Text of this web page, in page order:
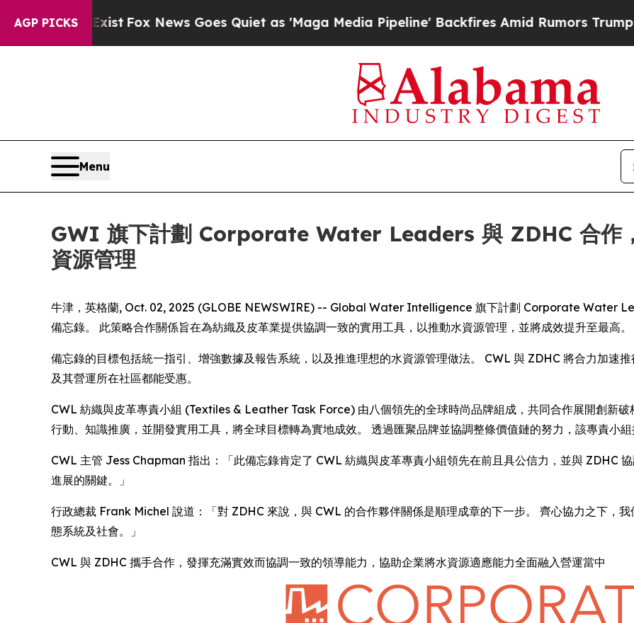
AGP PICKS
They ExistFox News Goes Quiet as 'Maga Media Pipeline' Backfires Amid Rumors Trump Will
Menu
GWI 旗下計劃 Corporate Water Leaders 與 ZDHC 合作
資源管理
牛津，英格蘭, Oct. 02, 2025 (GLOBE NEWSWIRE) -- Global Water Intelligence 旗下計劃 Corporate Water
備忘錄。 此策略合作關係旨在為紡織及皮革業提供協調一致的實用工具，以推動水資源管理，並將成效提升至最高。
備忘錄的目標包括統一指引、增強數據及報告系統，以及推進理想的水資源管理做法。 CWL 與 ZDHC 將合力加速
及其營運所在社區都能受惠。
CWL 紡織與皮革專責小組 (Textiles & Leather Task Force) 由八個領先的全球時尚品牌組成，共同合作展開創新
行動、知識推廣，並開發實用工具，將全球目標轉為實地成效。 透過匯聚品牌並協調整條價值鏈的努力，該專責小組
CWL 主管 Jess Chapman 指出：「此備忘錄肯定了 CWL 紡織與皮革專責小組領先在前且具公信力，並與 ZDHC
進展的關鍵。」
行政總裁 Frank Michel 說道：「對 ZDHC 來說，與 CWL 的合作夥伴關係是順理成章的下一步。 齊心協力之下，
態系統及社會。」
CWL 與 ZDHC 攜手合作，發揮充滿實效而協調一致的領導能力，協助企業將水資源適應能力全面融入營運當中